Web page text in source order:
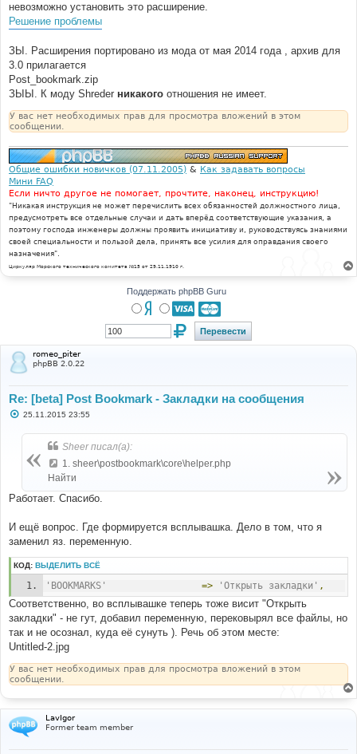
невозможно установить это расширение.
Решение проблемы
ЗЫ. Расширения портировано из мода от мая 2014 года , архив для
3.0 прилагается
Post_bookmark.zip
ЗЫЫ. К моду Shreder никакого отношения не имеет.
У вас нет необходимых прав для просмотра вложений в этом
сообщении.
Общие ошибки новичков (07.11.2005) & Как задавать вопросы
Мини FAQ
Если ничто другое не помогает, прочтите, наконец, инструкцию!
"Никакая инструкция не может перечислить всех обязанностей должностного лица,
предусмотреть все отдельные случаи и дать вперёд соответствующие указания, а
поэтому господа инженеры должны проявить инициативу и, руководствуясь знаниями
своей специальности и пользой дела, принять все усилия для оправдания своего
назначения".
Циркуляр Морского технического комитета №15 от 29.11.1910 г.
Поддержать phpBB Guru
romeo_piter
phpBB 2.0.22
Re: [beta] Post Bookmark - Закладки на сообщения
С
е
25.11.2015 23:55
Sheer писал(а):
1. sheer\postbookmark\core\helper.php
Найти
Работает. Спасибо.
И ещё вопрос. Где формируется всплывашка. Дело в том, что я
заменил яз. переменную.
КОД: ВЫДЕЛИТЬ ВСЁ
'BOOKMARKS' => 'Открыть закладки' ,
Соответственно, во всплывашке теперь тоже висит "Открыть
закладки" - не гут, добавил переменную, перековырял все файлы, но
так и не осознал, куда её сунуть ). Речь об этом месте:
Untitled-2.jpg
У вас нет необходимых прав для просмотра вложений в этом
сообщении.
LavIgor
Former team member